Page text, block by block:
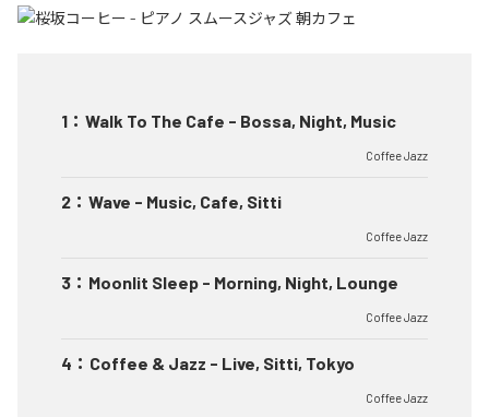
1 ： Walk To The Cafe - Bossa, Night, Music
Coffee Jazz
2 ： Wave - Music, Cafe, Sitti
Coffee Jazz
3 ： Moonlit Sleep - Morning, Night, Lounge
Coffee Jazz
4 ： Coffee & Jazz - Live, Sitti, Tokyo
Coffee Jazz